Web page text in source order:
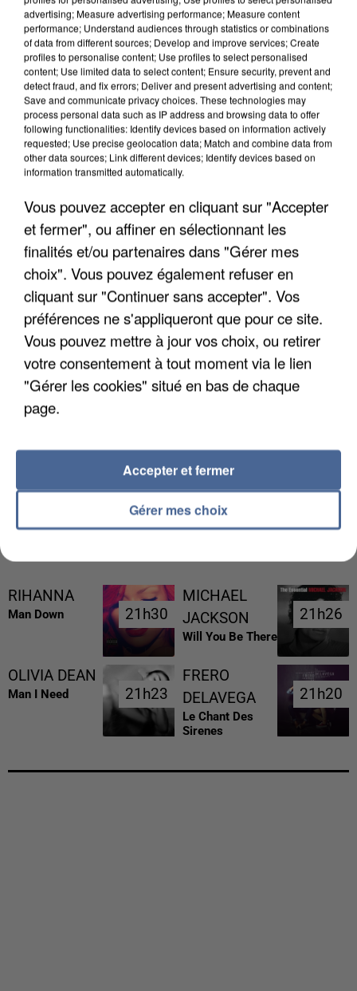
APRÈS TOUTES CES CANICULES, LES REFUGES
DE FAUNE SAUVAGE SONT...
L’UN DES FONDATEURS SUPPOSÉS DE LA DZ
MAFIA INTERPELLÉ EN ALGÉRIE
RIHANNA
Man Down 21h30
21h30
MICHAEL
JACKSON
Will You Be There
21h26
21h26
OLIVIA DEAN
Man I Need 21h23
21h23
FRERO
DELAVEGA
Le Chant Des
Sirenes
21h20
21h20
advertising; Measure advertising performance; Measure content
performance; Understand audiences through statistics or combinations
of data from different sources; Develop and improve services; Create
profiles to personalise content; Use profiles to select personalised
content; Use limited data to select content; Ensure security, prevent and
detect fraud, and fix errors; Deliver and present advertising and content;
Save and communicate privacy choices. These technologies may
process personal data such as IP address and browsing data to offer
following functionalities: Identify devices based on information actively
requested; Use precise geolocation data; Match and combine data from
other data sources; Link different devices; Identify devices based on
information transmitted automatically.
Vous pouvez accepter en cliquant sur "Accepter
et fermer", ou affiner en sélectionnant les
finalités et/ou partenaires dans "Gérer mes
choix". Vous pouvez également refuser en
cliquant sur "Continuer sans accepter". Vos
préférences ne s'appliqueront que pour ce site.
Vous pouvez mettre à jour vos choix, ou retirer
votre consentement à tout moment via le lien
"Gérer les cookies" situé en bas de chaque
page.
Gérer mes choix
Accepter et fermer